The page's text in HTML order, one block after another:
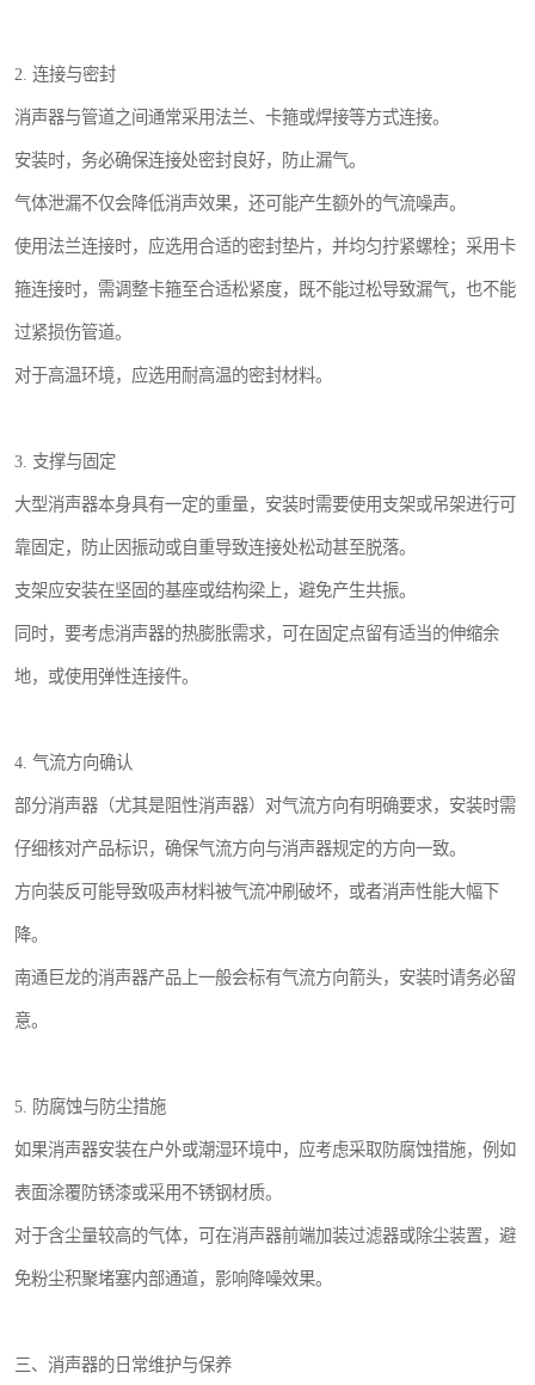
2. 连接与密封
消声器与管道之间通常采用法兰、卡箍或焊接等方式连接。
安装时，务必确保连接处密封良好，防止漏气。
气体泄漏不仅会降低消声效果，还可能产生额外的气流噪声。
使用法兰连接时，应选用合适的密封垫片，并均匀拧紧螺栓；采用卡
箍连接时，需调整卡箍至合适松紧度，既不能过松导致漏气，也不能
过紧损伤管道。
对于高温环境，应选用耐高温的密封材料。
3. 支撑与固定
大型消声器本身具有一定的重量，安装时需要使用支架或吊架进行可
靠固定，防止因振动或自重导致连接处松动甚至脱落。
支架应安装在坚固的基座或结构梁上，避免产生共振。
同时，要考虑消声器的热膨胀需求，可在固定点留有适当的伸缩余
地，或使用弹性连接件。
4. 气流方向确认
部分消声器（尤其是阻性消声器）对气流方向有明确要求，安装时需
仔细核对产品标识，确保气流方向与消声器规定的方向一致。
方向装反可能导致吸声材料被气流冲刷破坏，或者消声性能大幅下
降。
南通巨龙的消声器产品上一般会标有气流方向箭头，安装时请务必留
意。
5. 防腐蚀与防尘措施
如果消声器安装在户外或潮湿环境中，应考虑采取防腐蚀措施，例如
表面涂覆防锈漆或采用不锈钢材质。
对于含尘量较高的气体，可在消声器前端加装过滤器或除尘装置，避
免粉尘积聚堵塞内部通道，影响降噪效果。
三、消声器的日常维护与保养